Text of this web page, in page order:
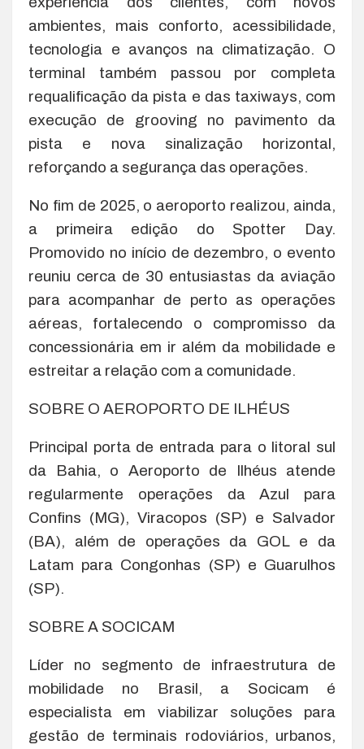
ambientes, mais conforto, acessibilidade,
tecnologia e avanços na climatização. O
terminal também passou por completa
requalificação da pista e das taxiways, com
execução de grooving no pavimento da
pista e nova sinalização horizontal,
reforçando a segurança das operações.
No fim de 2025, o aeroporto realizou, ainda,
a primeira edição do Spotter Day.
Promovido no início de dezembro, o evento
reuniu cerca de 30 entusiastas da aviação
para acompanhar de perto as operações
aéreas, fortalecendo o compromisso da
concessionária em ir além da mobilidade e
estreitar a relação com a comunidade.
SOBRE O AEROPORTO DE ILHÉUS
Principal porta de entrada para o litoral sul
da Bahia, o Aeroporto de Ilhéus atende
regularmente operações da Azul para
Confins (MG), Viracopos (SP) e Salvador
(BA), além de operações da GOL e da
Latam para Congonhas (SP) e Guarulhos
(SP).
SOBRE A SOCICAM
Líder no segmento de infraestrutura de
mobilidade no Brasil, a Socicam é
especialista em viabilizar soluções para
gestão de terminais rodoviários, urbanos,